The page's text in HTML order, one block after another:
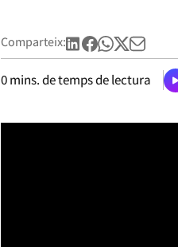
Comparteix:
0mins. de temps de lectura